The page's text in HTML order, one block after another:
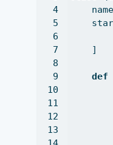
    ]
def